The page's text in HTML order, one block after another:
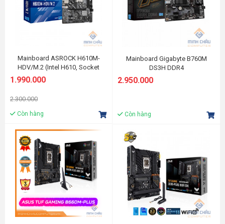
Mainboard ASROCK H610M-
HDV/M.2 (Intel H610, Socket
1700, M-ATX, 2 khe RAM DDR4)
1.990.000
2.300.000
Còn hàng
Mainboard Gigabyte B760M
DS3H DDR4
2.950.000
Còn hàng